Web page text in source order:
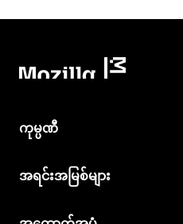
ကုမ္ပဏီ
အရင်းအမြစ်များ